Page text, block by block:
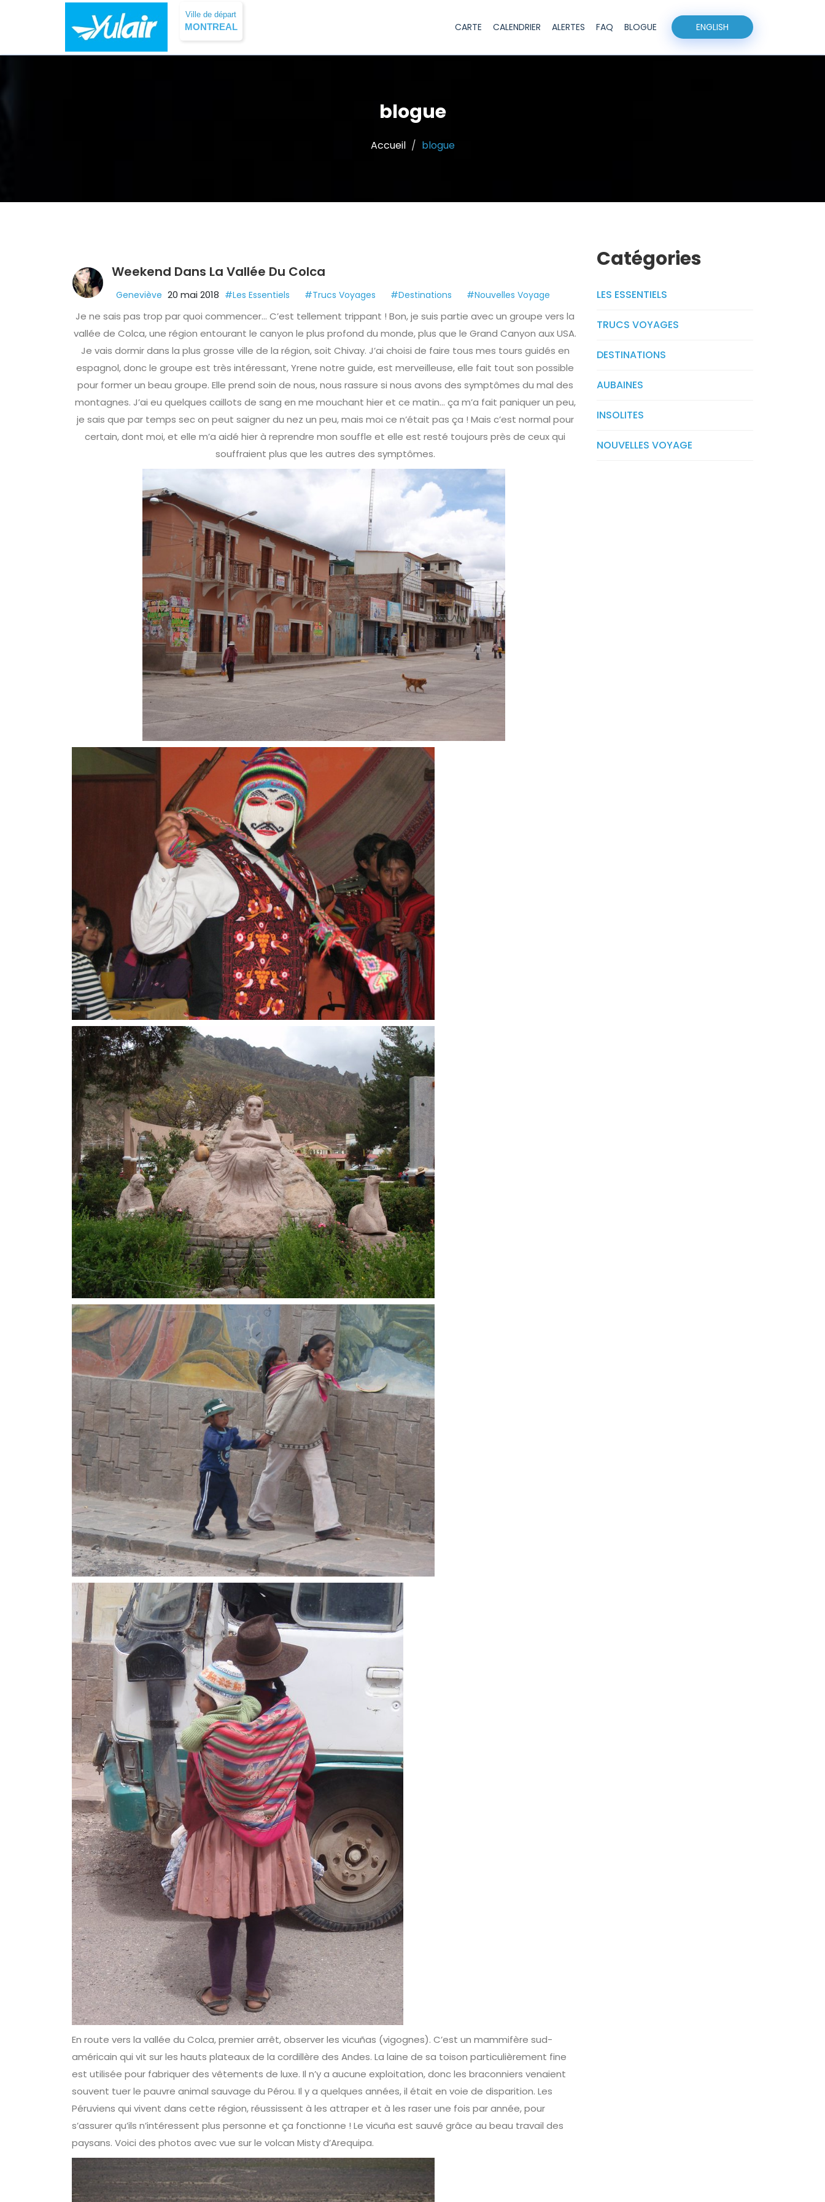
Ville de départ
MONTREAL CARTE CALENDRIER ALERTES FAQ BLOGUE ENGLISH
blogue
Accueil blogue
Weekend Dans La Vallée Du Colca
Geneviève 20 mai 2018 #Les Essentiels #Trucs Voyages #Destinations #Nouvelles Voyage
Je ne sais pas trop par quoi commencer… C’est tellement trippant ! Bon, je suis partie avec un groupe vers la
vallée de Colca, une région entourant le canyon le plus profond du monde, plus que le Grand Canyon aux USA.
Je vais dormir dans la plus grosse ville de la région, soit Chivay. J’ai choisi de faire tous mes tours guidés en
espagnol, donc le groupe est très intéressant, Yrene notre guide, est merveilleuse, elle fait tout son possible
pour former un beau groupe. Elle prend soin de nous, nous rassure si nous avons des symptômes du mal des
montagnes. J’ai eu quelques caillots de sang en me mouchant hier et ce matin… ça m’a fait paniquer un peu,
je sais que par temps sec on peut saigner du nez un peu, mais moi ce n’était pas ça ! Mais c’est normal pour
certain, dont moi, et elle m’a aidé hier à reprendre mon souffle et elle est resté toujours près de ceux qui
souffraient plus que les autres des symptômes.
En route vers la vallée du Colca, premier arrêt, observer les vicuñas (vigognes). C’est un mammifère sud-
américain qui vit sur les hauts plateaux de la cordillère des Andes. La laine de sa toison particulièrement fine
est utilisée pour fabriquer des vêtements de luxe. Il n’y a aucune exploitation, donc les braconniers venaient
souvent tuer le pauvre animal sauvage du Pérou. Il y a quelques années, il était en voie de disparition. Les
Péruviens qui vivent dans cette région, réussissent à les attraper et à les raser une fois par année, pour
s’assurer qu’ils n’intéressent plus personne et ça fonctionne ! Le vicuña est sauvé grâce au beau travail des
paysans. Voici des photos avec vue sur le volcan Misty d’Arequipa.
Catégories
LES ESSENTIELS
TRUCS VOYAGES
DESTINATIONS
AUBAINES
INSOLITES
NOUVELLES VOYAGE